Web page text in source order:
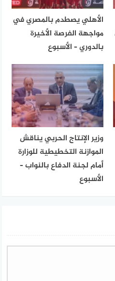
الأهلي يصطدم بالمصري في
مواجهة الفرصة الأخيرة
بالدوري – الأسبوع
وزير الإنتاج الحربي يناقش
الموازنة التخطيطية للوزارة
أمام لجنة الدفاع بالنواب –
الأسبوع